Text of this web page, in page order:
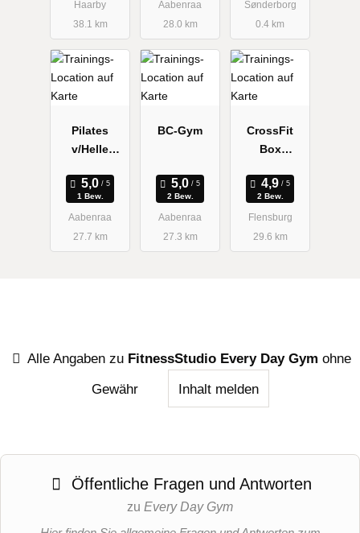
Haarby
38.1 km
Aabenraa
28.0 km
Sønderborg
0.4 km
Pilates
v/Helle
1 Bew.
Aabenraa
27.7 km
BC-Gym
2 Bew.
Aabenraa
27.3 km
CrossFit
Box
2 Bew.
Flensburg
29.6 km
Alle Angaben zu FitnessStudio Every Day Gym ohne
Gewähr
Inhalt melden
Öffentliche Fragen und Antworten
zu Every Day Gym